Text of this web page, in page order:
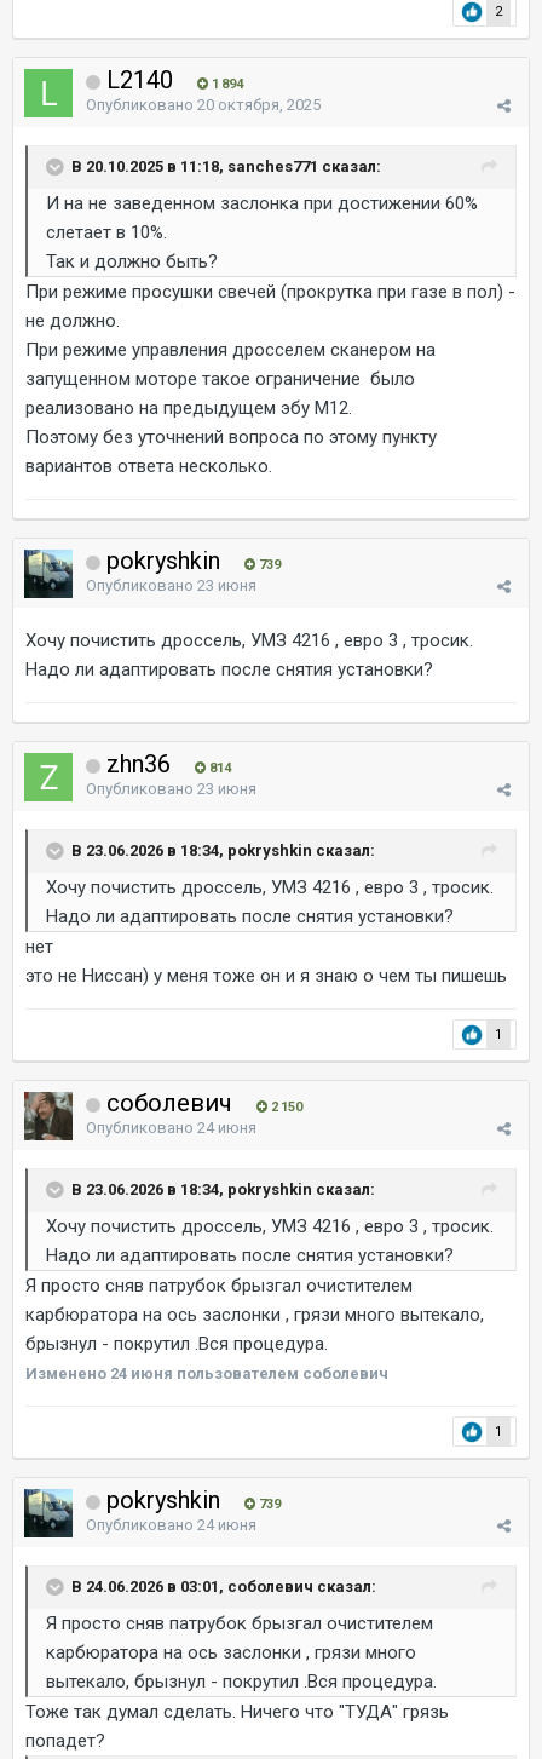
2
L2140 1 894
Опубликовано 20 октября, 2025
В 20.10.2025 в 11:18, sanches771 сказал:
И на не заведенном заслонка при достижении 60%
слетает в 10%.
Так и должно быть?
При режиме просушки свечей (прокрутка при газе в пол) -
не должно.
При режиме управления дросселем сканером на
запущенном моторе такое ограничение было
реализовано на предыдущем эбу М12.
Поэтому без уточнений вопроса по этому пункту
вариантов ответа несколько.
pokryshkin 739
Опубликовано 23 июня
Хочу почистить дроссель, УМЗ 4216 , евро 3 , тросик.
Надо ли адаптировать после снятия установки?
zhn36 814
Опубликовано 23 июня
В 23.06.2026 в 18:34, pokryshkin сказал:
Хочу почистить дроссель, УМЗ 4216 , евро 3 , тросик.
Надо ли адаптировать после снятия установки?
нет
это не Ниссан) у меня тоже он и я знаю о чем ты пишешь
1
соболевич 2 150
Опубликовано 24 июня
В 23.06.2026 в 18:34, pokryshkin сказал:
Хочу почистить дроссель, УМЗ 4216 , евро 3 , тросик.
Надо ли адаптировать после снятия установки?
Я просто сняв патрубок брызгал очистителем
карбюратора на ось заслонки , грязи много вытекало,
брызнул - покрутил .Вся процедура.
Изменено 24 июня пользователем соболевич
1
pokryshkin 739
Опубликовано 24 июня
В 24.06.2026 в 03:01, соболевич сказал:
Я просто сняв патрубок брызгал очистителем
карбюратора на ось заслонки , грязи много
вытекало, брызнул - покрутил .Вся процедура.
Тоже так думал сделать. Ничего что "ТУДА" грязь
попадет?